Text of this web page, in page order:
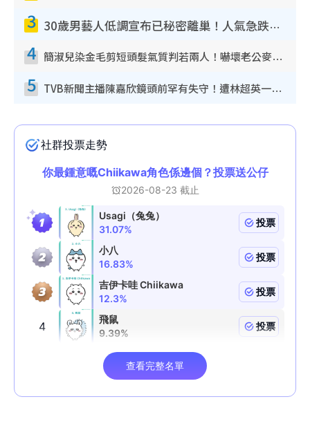
3 30歲男藝人低調宣布已秘密離巢！人氣急跌變失蹤人口︰「這幾年過得並不容易」
4 簡淑兒染金毛剪短頭髮氣質判若兩人！嚇壞老公麥大力都認唔出：「你做咩事？」
5 TVB新聞主播陳嘉欣鏡頭前罕有失守！遭林超英一句說話突襲嚇親當場大笑